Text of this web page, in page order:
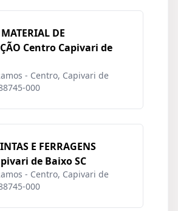
DE
Centro Capivari de
- Centro, Capivari de
000
E FERRAGENS
de Baixo SC
- Centro, Capivari de
000